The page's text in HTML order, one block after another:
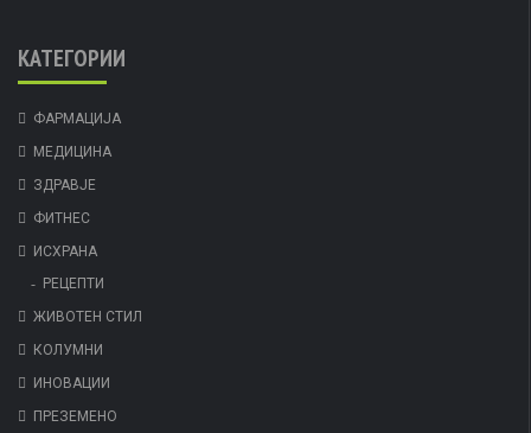
КАТЕГОРИИ
ФАРМАЦИЈА
МЕДИЦИНА
ЗДРАВЈЕ
ФИТНЕС
ИСХРАНА
РЕЦЕПТИ
ЖИВОТЕН СТИЛ
КОЛУМНИ
ИНОВАЦИИ
ПРЕЗЕМЕНО